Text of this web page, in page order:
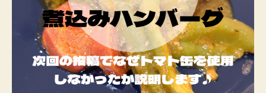
グ
を
作
っ
て
み
た